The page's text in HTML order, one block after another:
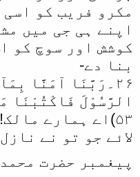
مکرو فریب کو اسی
اپنے ہی جی میں
کوشش اور سوچ کو
بنا دے-
۲۶۔رَبَّنَا آمَنَّا
الرَّسُوْلَ فَاکْتُبْنَا
۵۳)اے ہمارے
لائے جو تو نے
پیغمبر حضرت